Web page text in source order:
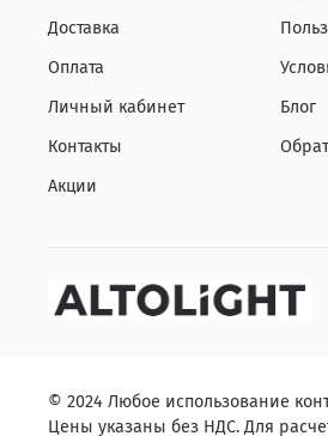
Доставка
Оплата
Личный кабинет
Контакты
Акции
Блог
© 2024 Любое использование
Цены указаны без НДС. Для